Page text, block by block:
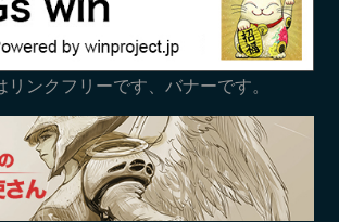
リンクフリーです、バナーです。